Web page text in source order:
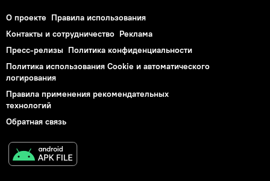
О проекте Правила использования
Контакты и сотрудничество Реклама
Пресс-релизы Политика конфиденциальности
Политика использования Cookie и автоматического
логирования
Правила применения рекомендательных
технологий
Обратная связь